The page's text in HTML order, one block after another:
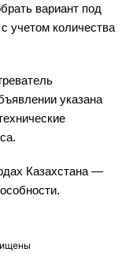
вариант под
учетом количества
указана
Казахстана —